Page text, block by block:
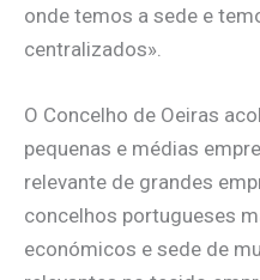
onde temos a sede e
centralizados».
O Concelho de Oeiras
pequenas e médias
relevante de grandes
concelhos portugueses
económicos e sede de